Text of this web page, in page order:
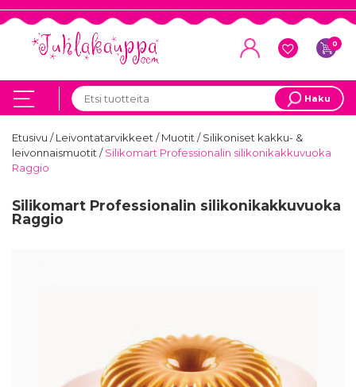
0
Haku
Etusivu /Leivontatarvikkeet/Muotit/Silikoniset kakku- &
leivonnaismuotit/Silikomart Professionalin silikonikakkuvuoka
Raggio
Silikomart Professionalin silikonikakkuvuoka
Raggio